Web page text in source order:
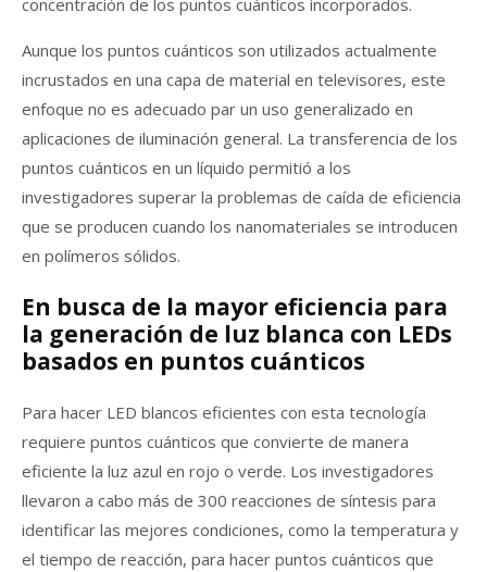
concentración de los puntos cuánticos incorporados.
Aunque los puntos cuánticos son utilizados actualmente
incrustados en una capa de material en televisores, este
enfoque no es adecuado par un uso generalizado en
aplicaciones de iluminación general. La transferencia de los
puntos cuánticos en un líquido permitió a los
investigadores superar la problemas de caída de eficiencia
que se producen cuando los nanomateriales se introducen
en polímeros sólidos.
En busca de la mayor eficiencia para
la generación de luz blanca con LEDs
basados en puntos cuánticos
Para hacer LED blancos eficientes con esta tecnología
requiere puntos cuánticos que convierte de manera
eficiente la luz azul en rojo o verde. Los investigadores
llevaron a cabo más de 300 reacciones de síntesis para
identificar las mejores condiciones, como la temperatura y
el tiempo de reacción, para hacer puntos cuánticos que